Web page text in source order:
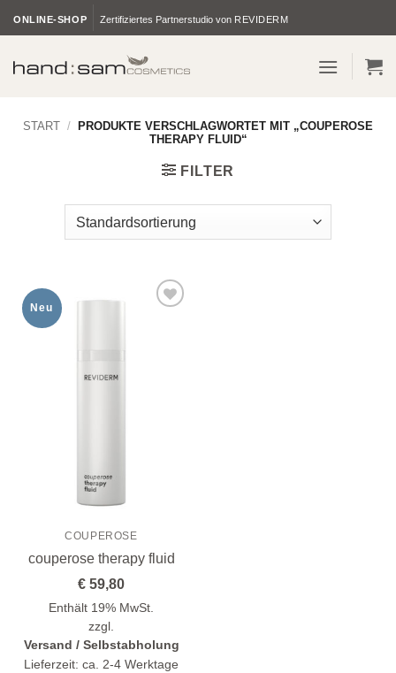
Inhalt
ONLINE-SHOP Zertifiziertes Partnerstudio von REVIDERM
START /
PRODUKTE VERSCHLAGWORTET MIT „COUPEROSE
THERAPY FLUID“
FILTER
Neu
COUPEROSE
couperose therapy fluid
€ 59,80
Enthält 19% MwSt.
zzgl.
Versand / Selbstabholung
Lieferzeit: ca. 2-4 Werktage